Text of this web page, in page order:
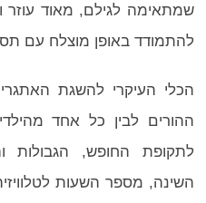
שמתאימה לגילם, מאוד עוזר
להתמודד באופן מוצלח עם
הכלי העיקרי להשגת
ההורים לבין כל אחד
לתקופת החופש, הגבולות
השינה, מספר השעות